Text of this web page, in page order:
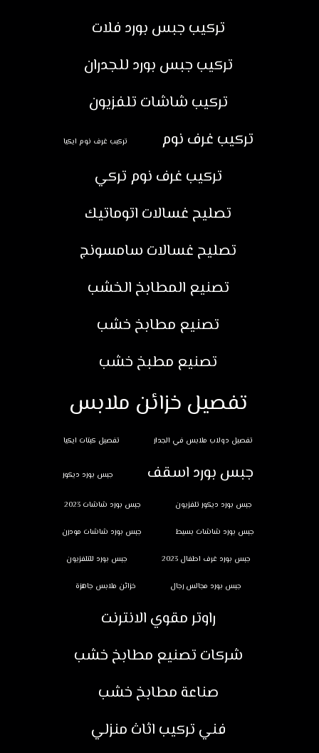
تركيب جبس بورد فلات
تركيب جبس بورد للجدران
تركيب شاشات تلفزيون
تركيب غرف نوم
تركيب غرف نوم ايكيا
تركيب غرف نوم تركي
تصليح غسالات اتوماتيك
تصليح غسالات سامسونج
تصنيع المطابخ الخشب
تصنيع مطابخ خشب
تصنيع مطبخ خشب
تفصيل خزائن ملابس
تفصيل دولاب ملابس في الجدار تفصيل كبتات ايكيا
جبس بورد اسقف جبس بورد ديكور
جبس بورد ديكور تلفزيون جبس بورد شاشات 2023
جبس بورد شاشات بسيط جبس بورد شاشات مودرن
جبس بورد غرف اطفال 2023 جبس بورد للتلفزيون
جبس بورد مجالس رجال خزائن ملابس جاهزة
راوتر مقوي الانترنت
شركات تصنيع مطابخ خشب
صناعة مطابخ خشب
فني تركيب اثاث منزلي